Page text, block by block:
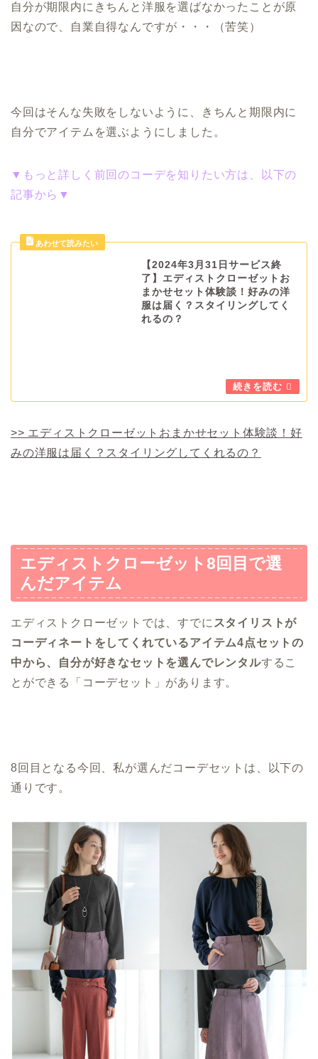
自分が期限内にきちんと洋服を選ばなかったことが原
因なので、自業自得なんですが・・・（苦笑）
今回はそんな失敗をしないように、きちんと期限内に
自分でアイテムを選ぶようにしました。
▼もっと詳しく前回のコーデを知りたい方は、以下の
記事から▼
【2024年3月31日サービス終
了】エディストクローゼットお
まかせセット体験談！好みの洋
服は届く？スタイリングしてく
れるの？
>> エディストクローゼットおまかせセット体験談！好
みの洋服は届く？スタイリングしてくれるの？
エディストクローゼット8回目で選
んだアイテム
エディストクローゼットでは、すでに スタイリストが
コーディネートをしてくれているアイテム4点セットの
中から、自分が好きなセットを選んでレンタルするこ
とができる「コーデセット」があります。
8回目となる今回、私が選んだコーデセットは、以下の
通りです。